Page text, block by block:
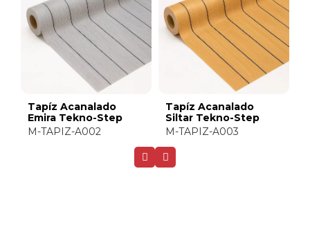
Tapíz Acanalado
Emira Tekno-Step
M-TAPIZ-A002
Tapíz Acanalado
Siltar Tekno-Step
M-TAPIZ-A003